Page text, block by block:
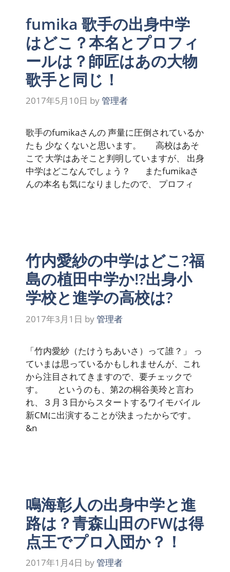
fumika 歌手の出身中学
はどこ？本名とプロフィ
ールは？師匠はあの大物
歌手と同じ！
2017年5月10日 by管理者
歌手のfumikaさんの 声量に圧倒されているか
たも 少なくないと思います。 高校はあそ
こで 大学はあそこと判明していますが、 出身
中学はどこなんでしょう？ またfumikaさ
んの本名も気になりましたので、 プロフィ
竹内愛紗の中学はどこ?福
島の植田中学か!?出身小
学校と進学の高校は?
2017年3月1日 by管理者
「竹内愛紗（たけうちあいさ）って誰？」 っ
ていまは思っているかもしれませんが、これ
から注目されてきますので、要チェックで
す。 というのも、第2の桐谷美玲と言わ
れ、３月３日からスタートするワイモバイル
新CMに出演することが決まったからです。
&n
鳴海彰人の出身中学と進
路は？青森山田のFWは得
点王でプロ入団か？！
2017年1月4日 by管理者